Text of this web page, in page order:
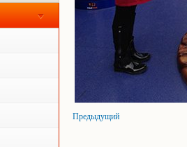
Предыдущий